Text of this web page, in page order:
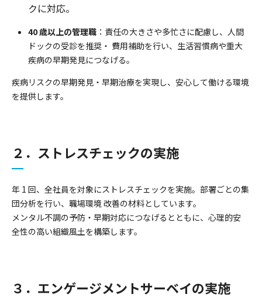
クに対応。
40 歳以上の管理職 ：責任の大きさや多忙さに配慮し、人間
ドックの受診を推奨・ 費用補助を行い、生活習慣病や重大
疾病の早期発見につなげる。
疾病リスクの早期発見・早期治療を実現し、安心して働ける環境
を提供します。
２．ストレスチェックの実施
年 1 回、全社員を対象にストレスチェックを実施。部署ごとの集
団分析を行い、職場環境 改善の材料としています。
メンタル不調の予防・早期対応につなげるとともに、心理的安
全性の高い組織風土を構築します。
３．エンゲージメントサーベイの実施